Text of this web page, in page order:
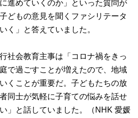
進めていくのか」といった質問が
どもの意見を聞くファシリテータ
く」と答えていました。
社会教育主事は「コロナ禍をきっ
で過ごすことが増えたので、地域
くことが重要だ。子どもたちの放
同士が気軽に子育ての悩みを話せ
」と話していました。（NHK 愛媛